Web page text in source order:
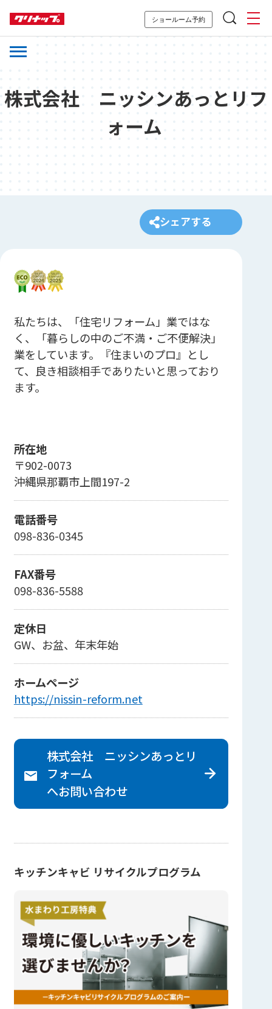
ショールーム予約
株式会社 ニッシンあっとリフ
ォーム
シェアする
私たちは、「住宅リフォーム」業ではな
く、「暮らしの中のご不満・ご不便解決」
業をしています。『住まいのプロ』とし
て、良き相談相手でありたいと思っており
ます。
所在地
〒902-0073
沖縄県那覇市上間197-2
電話番号
098-836-0345
FAX番号
098-836-5588
定休日
GW、お盆、年末年始
ホームページ
https://nissin-reform.net
株式会社 ニッシンあっとリ
フォーム
へお問い合わせ
キッチンキャビ リサイクルプログラム